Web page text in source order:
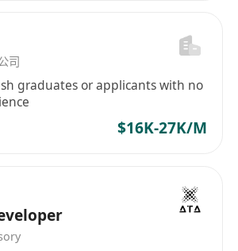
司
graduates or applicants with no
$16K-27K/M